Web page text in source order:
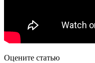
Оцените статью